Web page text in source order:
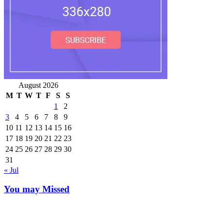
August 2026
M T W T F S
S
1
2
3
4 5 6 7 8
9
10 11 12 13 14 15 16
17 18 19 20 21 22 23
24 25 26 27 28 29 30
31
« Jul
You may Missed